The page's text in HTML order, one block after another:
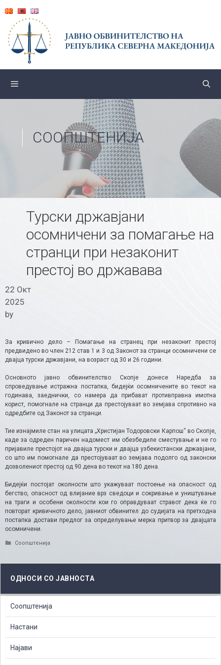
content
СООПШТЕНИЈА
Турски државјани
осомничени за помагање на
странци при незаконит
престој во државава
22 Окт
2025
by
За кривично дело – Помагање на странец при незаконит престој
предвидено во член 212 став 1 и 3 од Законот за странци осомничени се
двајца турски државјани, на возраст од 30 и 26 години.
Основното јавно обвинителство Скопје донесе Наредба за
спроведување истражна постапка, бидејќи осомничените во текот на
годинава, заеднички, со намера да прибават противправна имотна
корист, помогнале на странци да престојуваат во земјава спротивно на
одредбите од Законот за странци.
Тие изнајмиле стан на улицата „Христијан Тодоровски Карпош“ во Скопје,
каде за одреден паричен надомест им обезбедиле сместување и не го
пријавиле престојот на двајца турски и двајца узбекистански државјани,
со што им помогнале да престојуваат во земјава подолго од законски
дозволениот престој од 90 дена во текот на 180 дена.
Бидејќи постојат околности што укажуваат постоење на опасност од
бегство, опасност од влијание врз сведоци и сокривање и уништување
на траги и особени околности кои го оправдуваат стравот дека ќе го
повторат кривичното дело, јавниот обвинител до судијата на претходна
постапка достави предлог за определување мерка притвор за двајцата
осомничени.
Categories
Соопштенија
ОДНОСИ СО ЈАВНОСТА
Соопштенија
Настани
Најави